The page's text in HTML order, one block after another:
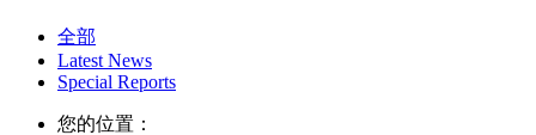
全部
Latest News
Special Reports
您的位置：